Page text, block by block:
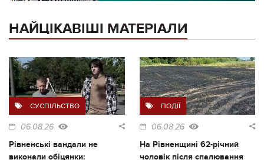
НАЙЦІКАВІШІ МАТЕРІАЛИ
СУСПІЛЬСТВО
06.08.26
Рівненські вандали не
виконали обіцянки:
ПОДІЇ
06.08.26
На Рівненщині 62-річний
чоловік після спалювання